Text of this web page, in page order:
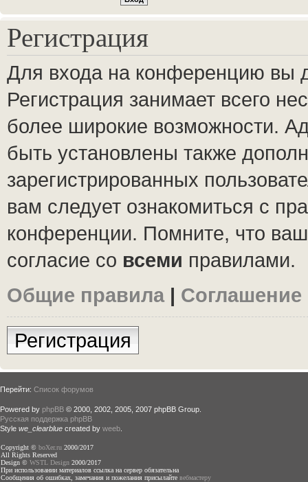
Регистрация
Для входа на конференцию вы
Регистрация занимает всего
более широкие возможности.
быть установлены также
зарегистрированных
вам следует ознакомиться с
конференции. Помните, что
согласие со всеми правилами.
Общие правила |
Регистрация
Перейти: Список форумов
Powered by phpBB © 2000, 2002, 2005, 2007 phpBB Group.
Русская поддержка phpBB
Style we_clearblue created by weeb
Copyright © boXer.ru 2000/2017
All Rights Reserved
Design © WSTL Design 2000/2017
При использовании материалов ссылка на сервер обязательна
Сообщения об ошибках, замечания и пожелания присылайте вебмастеру